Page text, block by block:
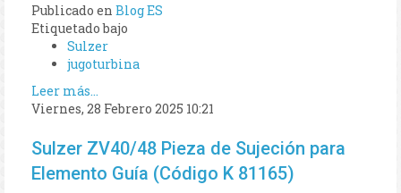
Publicado en Blog ES
Etiquetado bajo
Sulzer
jugoturbina
Leer más...
Viernes, 28 Febrero 2025 10:21
Sulzer ZV40/48 Pieza de Sujeción para
Elemento Guía (Código K 81165)